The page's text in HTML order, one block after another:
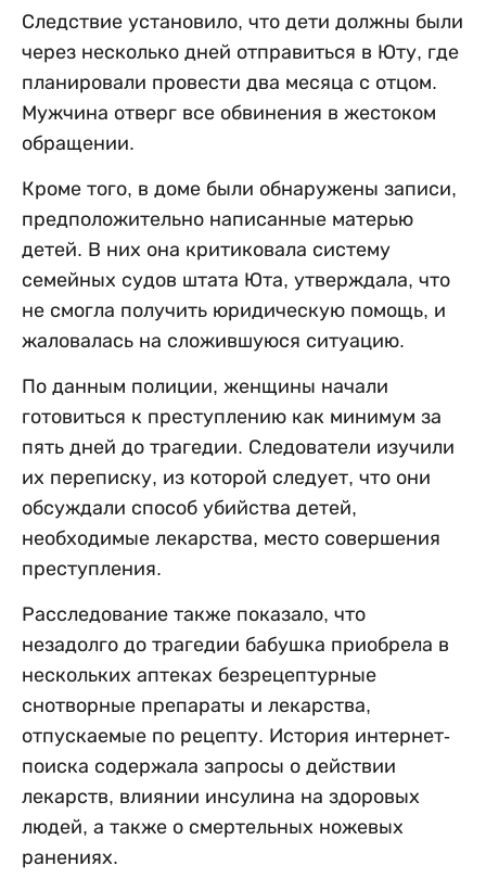
Следствие установило, что дети должны были
через несколько дней отправиться в Юту, где
планировали провести два месяца с отцом.
Мужчина отверг все обвинения в жестоком
обращении.
Кроме того, в доме были обнаружены записи,
предположительно написанные матерью
детей. В них она критиковала систему
семейных судов штата Юта, утверждала, что
не смогла получить юридическую помощь, и
жаловалась на сложившуюся ситуацию.
По данным полиции, женщины начали
готовиться к преступлению как минимум за
пять дней до трагедии. Следователи изучили
их переписку, из которой следует, что они
обсуждали способ убийства детей,
необходимые лекарства, место совершения
преступления.
Расследование также показало, что
незадолго до трагедии бабушка приобрела в
нескольких аптеках безрецептурные
снотворные препараты и лекарства,
отпускаемые по рецепту. История интернет-
поиска содержала запросы о действии
лекарств, влиянии инсулина на здоровых
людей, а также о смертельных ножевых
ранениях.